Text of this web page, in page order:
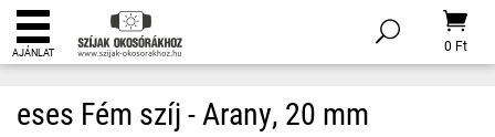
0 Ft
AJÁNLAT
eses Fém szíj - Arany, 20 mm